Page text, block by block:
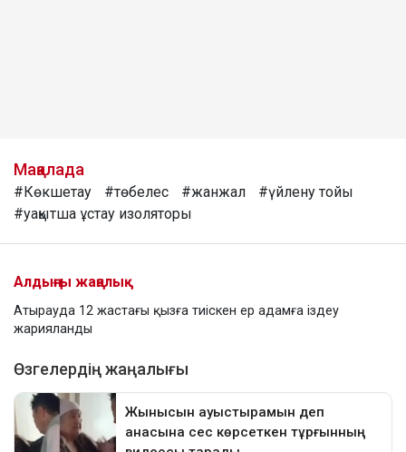
Мақалада
#Көкшетау #төбелес #жанжал
#үйлену тойы
#уақытша ұстау изоляторы
Алдыңғы жаңалық
Атырауда 12 жастағы қызға тиіскен ер адамға іздеу
жарияланды